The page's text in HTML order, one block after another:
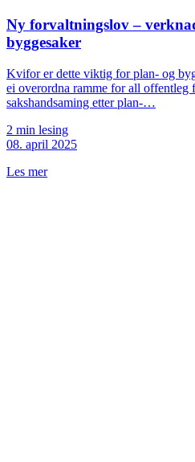
Ny forvaltningslov –
byggesaker
Kvifor er dette viktig for plan- og
ei overordna ramme for all offentleg
sakshandsaming etter plan-…
2 min lesing
08. april 2025
Les mer